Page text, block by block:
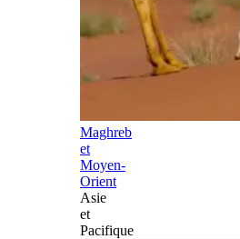
Maghreb
et
Moyen-
Orient
Asie
et
Pacifique